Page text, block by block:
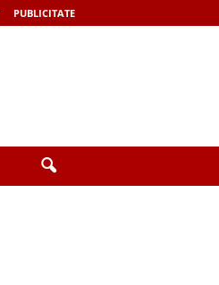
PUBLICITATE